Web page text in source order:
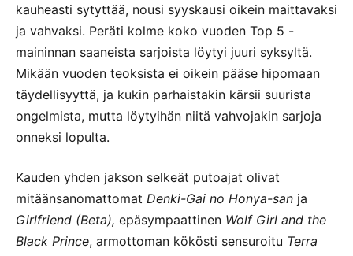
kauheasti sytyttää, nousi syyskausi oikein maittavaksi
ja vahvaksi. Peräti kolme koko vuoden Top 5 -
maininnan saaneista sarjoista löytyi juuri syksyltä.
Mikään vuoden teoksista ei oikein pääse hipomaan
täydellisyyttä, ja kukin parhaistakin kärsii suurista
ongelmista, mutta löytyihän niitä vahvojakin sarjoja
onneksi lopulta.
Kauden yhden jakson selkeät putoajat olivat
mitäänsanomattomat Denki-Gai no Honya-san ja
Girlfriend (Beta), epäsympaattinen Wolf Girl and the
Black Prince, armottoman kökösti sensuroitu Terra